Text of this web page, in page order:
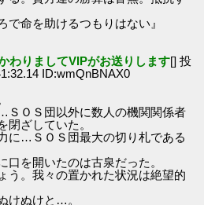
命を助けるつもりはない』
わりましてVIPがお送りします[] 投
ID:wmQnBNAX0
ＳＯＳ団以外に数人の機関関係者
閉ざしていた。
に…ＳＯＳ団最大の切り札である
口を開いたのは古泉だった。
う。我々の置かれた状況は絶望的
けぬけと…。